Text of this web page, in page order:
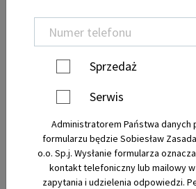
Marka
Model
Nowe
Używane
Sprzedaż
Serwis
Administratorem Państwa danych
formularzu będzie Sobiesław
o.o. Sp.j. Wysłanie formularza
kontakt telefoniczny lub mailowy w
zapytania i udzielenia odpowiedzi.